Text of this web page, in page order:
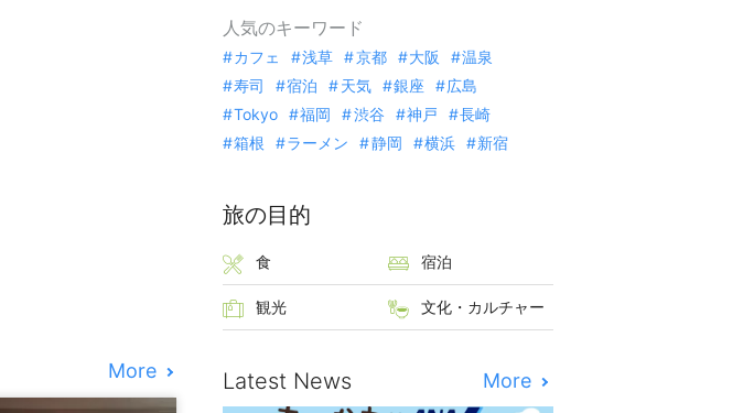
More
人気のキーワード
カフェ 浅草 京都 大阪
温泉
寿司
宿泊 天気 銀座
広島
Tokyo
福岡 渋谷 神戸
長崎
箱根
ラーメン 静岡 横浜 新宿
旅の目的
食 宿泊
観光 文化・カルチャー
Latest News More